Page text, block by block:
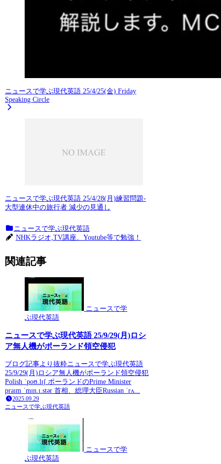
ニュースで学ぶ現代英語 25/4/25(金) Friday
Speaking Circle
ニュースで学ぶ現代英語 25/4/28(月)練習問題-
大型連休中の旅行者 減少の見通し
ニュースで学ぶ現代英語
NHKラジオ,TV講座、Youtube等で勉強！
関連記事
ニュースで学
ぶ現代英語
ニュースで学ぶ現代英語 25/9/29(月)ロシ
ア無人機がポーランド領空侵犯
ブログ記事より抜粋ニュースで学ぶ現代英語
25/9/29(月)ロシア無人機がポーランド領空侵犯
Polish ˈpoʊ.lɪʃ ポーランドのPrime Minister
praɪm ˈmɪn.ɪ.stər 首相、総理大臣Russian ˈrʌ...
2025.09.29
ニュースで学ぶ現代英語
ニュースで学
ぶ現代英語